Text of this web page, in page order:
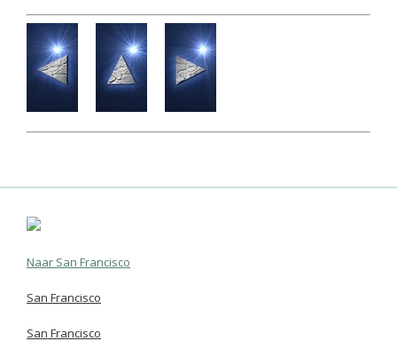
Naar San Francisco
San Francisco
San Francisco